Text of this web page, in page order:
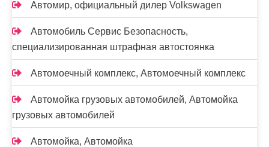
Автомир, официальный дилер Volkswagen
Автомобиль Сервис Безопасность,
специализированная штрафная автостоянка
Автомоечный комплекс, Автомоечный комплекс
Автомойка грузовых автомобилей, Автомойка
грузовых автомобилей
Автомойка, Автомойка